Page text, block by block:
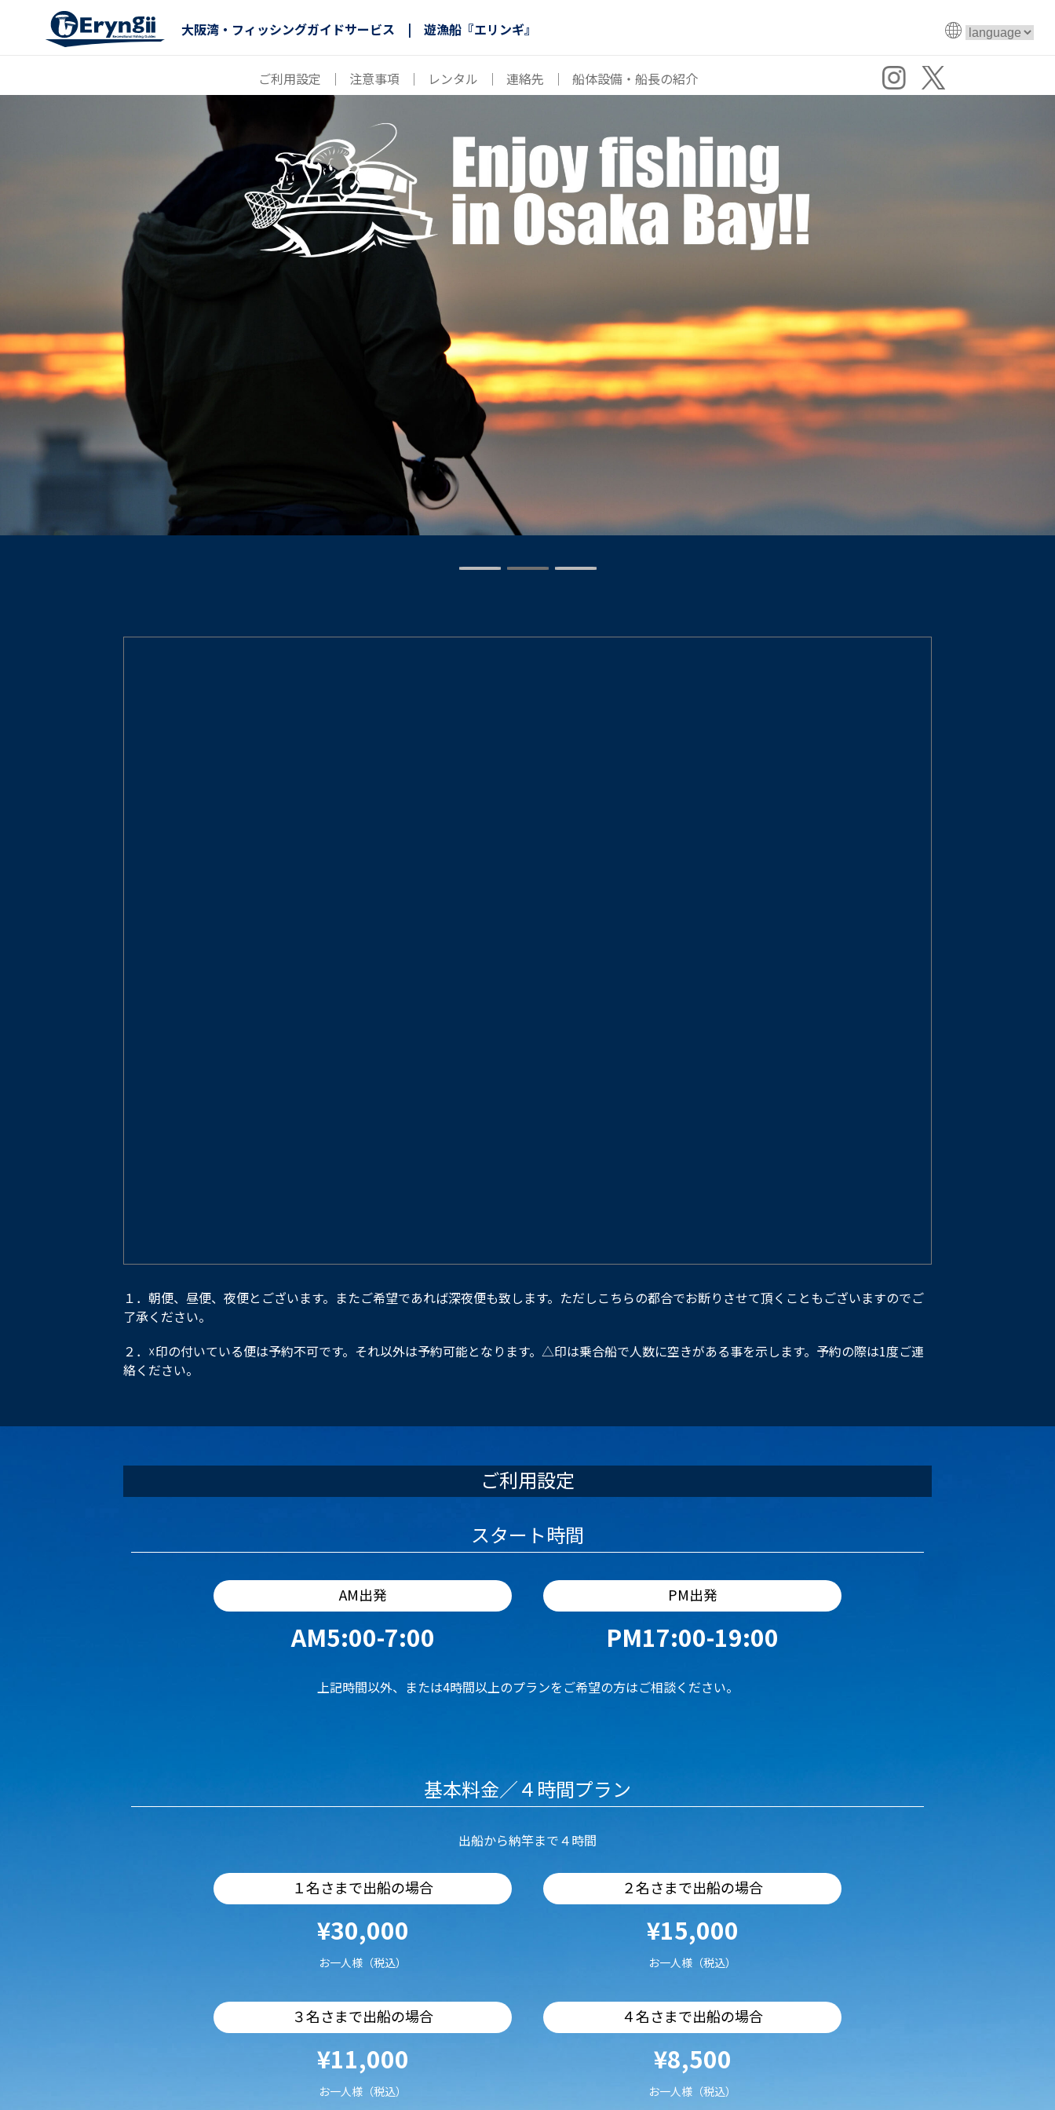
大阪湾・フィッシングガイドサービス | 遊漁船『エリンギ』
ご利用設定 ｜ 注意事項 ｜ レンタル ｜ 連絡先 ｜ 船体設備・船長の紹介
１．朝便、昼便、夜便とございます。またご希望であれば深夜便も致します。ただしこちらの都合でお断りさせて頂くこともございますのでご
了承ください。
２．☓印の付いている便は予約不可です。それ以外は予約可能となります。△印は乗合船で人数に空きがある事を示します。予約の際は1度ご連
絡ください。
ご利用設定
スタート時間
AM出発
AM5:00-7:00
PM出発
PM17:00-19:00
上記時間以外、または4時間以上のプランをご希望の方はご相談ください。
基本料金／４時間プラン
出船から納竿まで４時間
１名さまで出船の場合
¥30,000
お一人様（税込）
２名さまで出船の場合
¥15,000
お一人様（税込）
３名さまで出船の場合
¥11,000
お一人様（税込）
４名さまで出船の場合
¥8,500
お一人様（税込）